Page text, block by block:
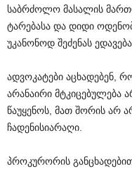
საბრძოლო მასალის
ტარებასა და დიდი
უკანონოდ შეძენას ედავება
ადვოკატები აცხადებენ
არანაირი მტკიცებულება
წაუყენოს მათ შორის არ
ჩადენისიარაღი
პროკურორის